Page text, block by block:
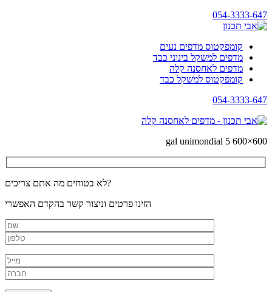
054-3333-647
קומפקטוס מדפים נעים
מדפים למשקל בינוני כבד
מדפים לאחסנה קלה
קומפקטוס למשקל כבד
054-3333-647
gal unimondial 5 600×600
לא בטוחים מה אתם צריכים?
הזינו פרטים וניצור קשר בהקדם האפשרי